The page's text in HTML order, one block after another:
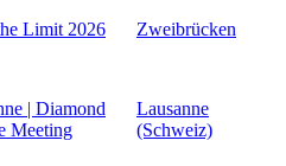
Limit 2026 Zweibrücken
| Diamond
Meeting
Lausanne
(Schweiz)